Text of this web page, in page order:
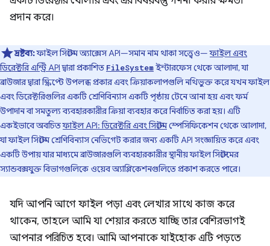
প্রদান করে।
দ্রষ্টব্য:ফাইল সিস্টেম অ্যাক্সেস API—সমান নাম থাকা সত্ত্বেও—ফাইল এবং
ডিরেক্টরি এন্ট্রি APIদ্বারা প্রকাশিত FileSystemইন্টারফেস থেকে আলাদা, যা
ব্রাউজার দ্বারা স্ক্রিপ্টে উপলব্ধ প্রকার এবং ক্রিয়াকলাপগুলি নথিভুক্ত করে যখন ফাইল
এবং ডিরেক্টরিগুলির একটি শ্রেণিবিন্যাস একটি পৃষ্ঠায় টেনে আনা হয় এবং ফর্ম
উপাদান বা সমতুল্য ব্যবহারকারীর ক্রিয়া ব্যবহার করে নির্বাচিত করা হয়। এটি
একইভাবে অবচিতফাইল API: ডিরেক্টরি এবং সিস্টেমস্পেসিফিকেশন থেকে আলাদা,
যা ফাইল সিস্টেম শ্রেণিবিন্যাস নেভিগেট করার জন্য একটি API সংজ্ঞায়িত করে এবং
একটি উপায় যার মাধ্যমে ব্রাউজারগুলি ব্যবহারকারীর স্থানীয় ফাইল সিস্টেমের
স্যান্ডবক্সযুক্ত বিভাগগুলিকে ওয়েব অ্যাপ্লিকেশনগুলিতে প্রকাশ করতে পারে।
যদি আপনি আগে ফাইল পড়া এবং লেখার সাথে কাজ করে
থাকেন, তাহলে আমি যা শেয়ার করতে যাচ্ছি তার বেশিরভাগই
আপনার পরিচিত হবে। আমি আপনাকে যাইহোক এটি পড়তে